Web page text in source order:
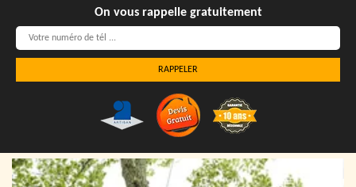
On vous rappelle gratuitement